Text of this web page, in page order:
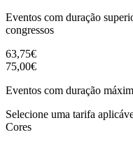
Eventos com duração
congressos
63,75€
75,00€
Eventos com duração
Selecione uma tarifa
Cores